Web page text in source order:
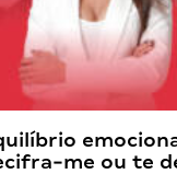
me ou te